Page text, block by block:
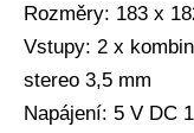
Rozměry: 183 x
Vstupy: 2 x
stereo 3,5 mm
Napájení: 5 V DC